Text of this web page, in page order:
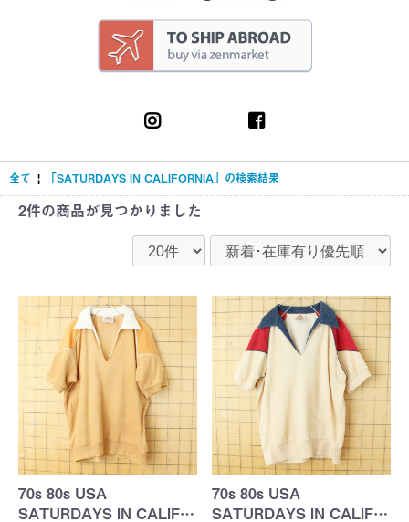
全て | 「SATURDAYS IN CALIFORNIA」の検索結果
2件の商品が見つかりました
70s 80s USA
SATURDAYS IN CALIF…
70s 80s USA
SATURDAYS IN CALIF…